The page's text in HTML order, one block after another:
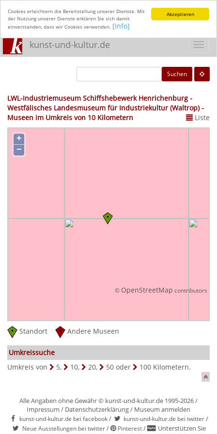
Akzeptieren
Cookies erleichtern die Bereitstellung unserer Dienste. Mit
der Nutzung unserer Dienste erklären Sie sich damit
einverstanden, dass wir Cookies verwenden. [Info]
kunst-und-kultur.de
Suchen
LWL-Industriemuseum Schiffshebewerk Henrichenburg -
Westfälisches Landesmuseum für Industriekultur (Waltrop) -
Museen im Umkreis von 10 Kilometern
Liste
+
−
© OpenStreetMap contributors
Standort Andere Museen
Umkreissuche
Umkreis von
5, 10, 20, 50 oder 100 Kilometern.
Alle Angaben ohne Gewähr © kunst-und-kultur.de 1995-2026 /
Impressum / Datenschutzerklärung/ Museum anmelden
kunst-und-kultur.de bei facebook/ kunst-und-kultur.de bei twitter/
Neue Ausstellungen bei twitter/ Pinterest/
Unterstützen Sie